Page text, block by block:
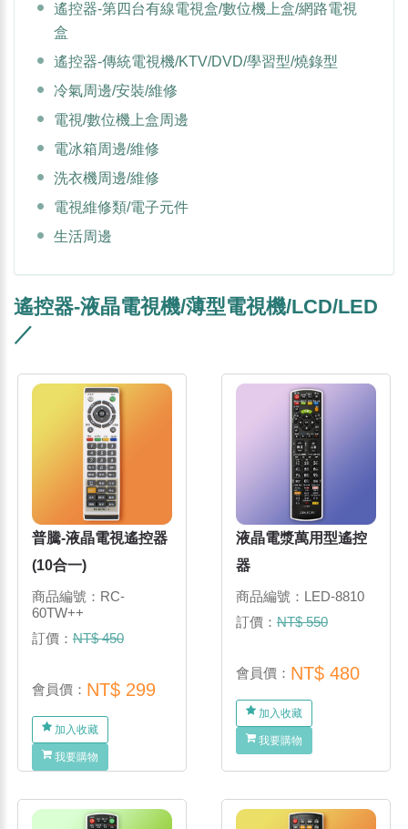
遙控器-第四台有線電視盒/數位機上盒/網路電視
盒
遙控器-傳統電視機/KTV/DVD/學習型/燒錄型
冷氣周邊/安裝/維修
電視/數位機上盒周邊
電冰箱周邊/維修
洗衣機周邊/維修
電視維修類/電子元件
生活周邊
遙控器-液晶電視機/薄型電視機/LCD/LED
／
普騰-液晶電視遙控器
(10合一)
商品編號：RC-
60TW++
訂價：NT$ 450
會員價： NT$ 299
加入收藏
我要購物
液晶電漿萬用型遙控
器
商品編號：LED-8810
訂價：NT$ 550
會員價： NT$ 480
加入收藏
我要購物